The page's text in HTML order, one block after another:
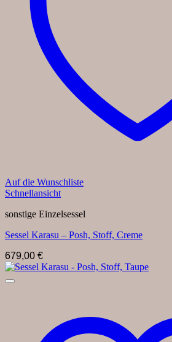
Auf die Wunschliste
Schnellansicht
sonstige Einzelsessel
Sessel Karasu – Posh, Stoff, Creme
679,00 €